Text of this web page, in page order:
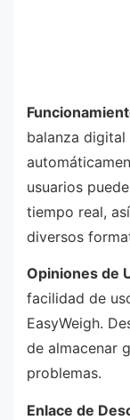
balanza
usuarios
tiempo real,
diversos
Opiniones de
facilidad de
EasyWeigh.
de almacenar
problemas.
Enlace de